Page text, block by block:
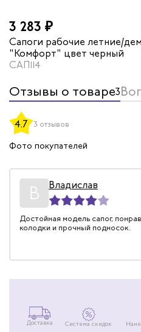
3 283 ₽
Сапоги рабочие летние/
"Комфорт" цвет черный
САП114
Отзывы о товаре3
4.7 3 отзывов
Фото покупателей
В Владислав
Достойная модель сапог,
колодки и прочный подносок.
Доставка Система скидок